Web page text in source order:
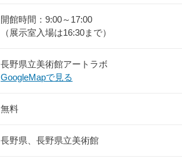
開館時間：9:00～17:00
（展示室入場は16:30まで）
長野県立美術館アートラボ
GoogleMapで見る
無料
長野県、長野県立美術館